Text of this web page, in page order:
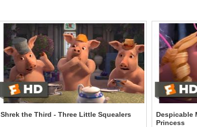
Shrek the Third - Three Little Squealers
Despicable
Princess